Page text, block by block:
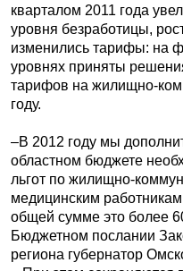
кварталом 2011 года
уровня безработицы,
изменились тарифы: на
уровнях приняты
тарифов на жилищно-
году.
–В 2012 году мы
областном бюджете
льгот по жилищно-
медицинским
общей сумме это более
Бюджетном послании
региона губернатор